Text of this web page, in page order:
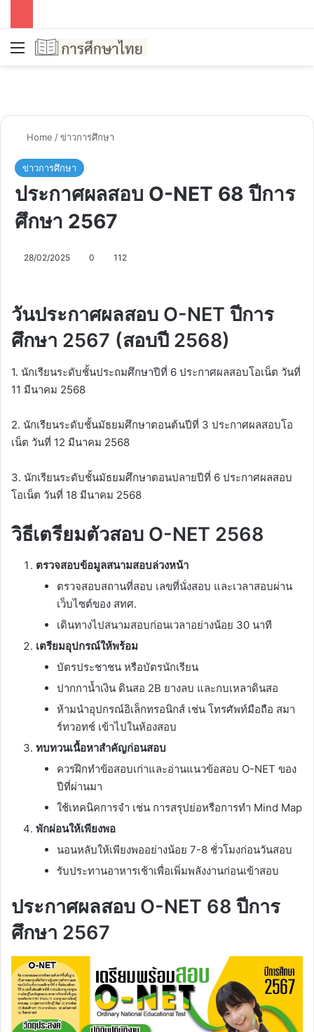
Menu
Home /ข่าวการศึกษา
ข่าวการศึกษา
ประกาศผลสอบ O-NET 68 ปีการ
ศึกษา 2567
28/02/2025 0 112
วันประกาศผลสอบ O-NET ปีการ
ศึกษา 2567 (สอบปี 2568)
1. นักเรียนระดับชั้นประถมศึกษาปีที่ 6 ประกาศผลสอบโอเน็ต วันที่
11 มีนาคม 2568
2. นักเรียนระดับชั้นมัธยมศึกษาตอนต้นปีที่ 3 ประกาศผลสอบโอ
เน็ต วันที่ 12 มีนาคม 2568
3. นักเรียนระดับชั้นมัธยมศึกษาตอนปลายปีที่ 6 ประกาศผลสอบ
โอเน็ต วันที่ 18 มีนาคม 2568
วิธีเตรียมตัวสอบ O-NET 2568
ตรวจสอบข้อมูลสนามสอบล่วงหน้า
ตรวจสอบสถานที่สอบ เลขที่นั่งสอบ และเวลาสอบผ่าน
เว็บไซต์ของ สทศ.
เดินทางไปสนามสอบก่อนเวลาอย่างน้อย 30 นาที
เตรียมอุปกรณ์ให้พร้อม
บัตรประชาชน หรือบัตรนักเรียน
ปากกาน้ำเงิน ดินสอ 2B ยางลบ และกบเหลาดินสอ
ห้ามนำอุปกรณ์อิเล็กทรอนิกส์ เช่น โทรศัพท์มือถือ สมา
ร์ทวอทช์ เข้าไปในห้องสอบ
ทบทวนเนื้อหาสำคัญก่อนสอบ
ควรฝึกทำข้อสอบเก่าและอ่านแนวข้อสอบ O-NET ของ
ปีที่ผ่านมา
ใช้เทคนิคการจำ เช่น การสรุปย่อหรือการทำ Mind Map
พักผ่อนให้เพียงพอ
นอนหลับให้เพียงพออย่างน้อย 7-8 ชั่วโมงก่อนวันสอบ
รับประทานอาหารเช้าเพื่อเพิ่มพลังงานก่อนเข้าสอบ
ประกาศผลสอบ O-NET 68 ปีการ
ศึกษา 2567